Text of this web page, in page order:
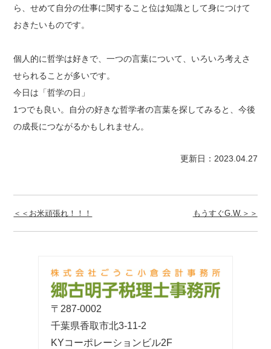
ら、せめて自分の仕事に関すること位は知識として身につけて
おきたいものです。
個人的に哲学は好きで、一つの言葉について、いろいろ考えさ
せられることが多いです。
今日は「哲学の日」
1つでも良い。自分の好きな哲学者の言葉を探してみると、今後
の成長につながるかもしれません。
更新日：2023.04.27
＜＜お米頑張れ！！！ もうすぐG.W.＞＞
〒287-0002
千葉県香取市北3-11-2
KYコーポレーションビル2F